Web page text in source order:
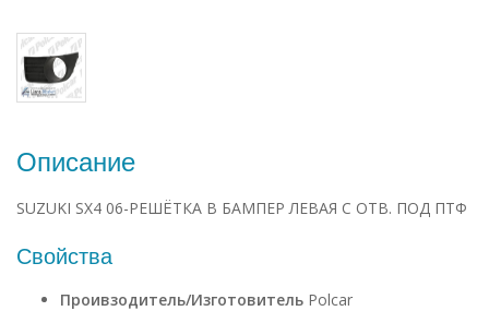
Описание
SUZUKI SX4 06-РЕШЁТКА В БАМПЕР ЛЕВАЯ С ОТВ. ПОД ПТФ
Свойства
Проивзодитель/Изготовитель Polcar